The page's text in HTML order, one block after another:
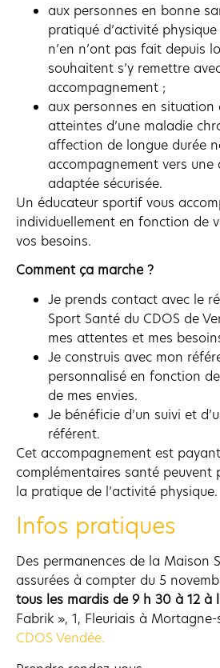
aux personnes en bonne
pratiqué d’activité
n’en n’ont pas fait depuis
souhaitent s’y remettre
accompagnement ;
aux personnes en situation
atteintes d’une maladie
affection de longue durée
accompagnement vers une
adaptée sécurisée.
Un éducateur sportif vous
individuellement en fonction de
vos besoins.
Comment ça marche ?
Je prends contact avec le
Sport Santé du CDOS de
mes attentes et mes
Je construis avec mon
personnalisé en fonction
de mes envies.
Je bénéficie d’un suivi et
référent.
Cet accompagnement est
complémentaires santé peuvent
la pratique de l’activité physique.
Infos pratiques
Des permanences de la Maison
assurées à compter du 5
tous les mardis de 9 h 30 à 12 à
Fabrik », 1, Fleuriais à Mortagne-
CDOS Vendée.